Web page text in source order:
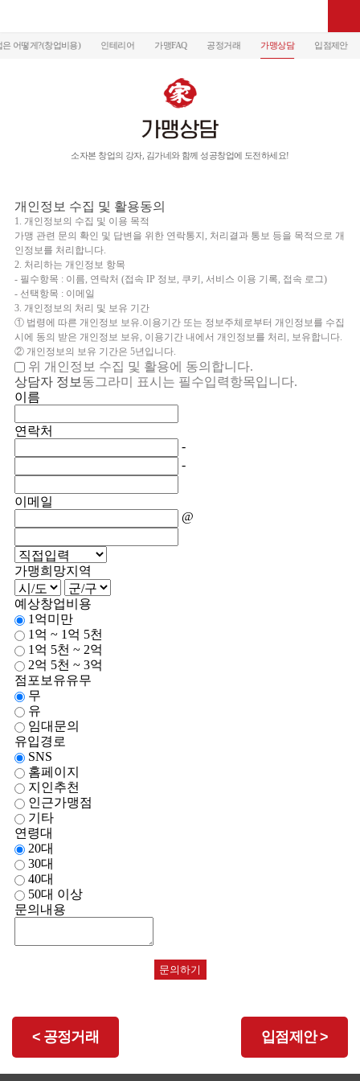
은 어떻게?(창업비용) 인테리어 가맹FAQ 공정거래 가맹상담 입점제안
소자본 창업의 강자, 김가네와 함께 성공창업에 도전하세요!
개인정보 수집 및 활용동의
1. 개인정보의 수집 및 이용 목적
가맹 관련 문의 확인 및 답변을 위한 연락통지, 처리결과 통보 등을 목적으로 개
인정보를 처리합니다.
2. 처리하는 개인정보 항목
- 필수항목 : 이름, 연락처 (접속 IP 정보, 쿠키, 서비스 이용 기록, 접속 로그)
- 선택항목 : 이메일
3. 개인정보의 처리 및 보유 기간
① 법령에 따른 개인정보 보유.이용기간 또는 정보주체로부터 개인정보를 수집
시에 동의 받은 개인정보 보유, 이용기간 내에서 개인정보를 처리, 보유합니다.
② 개인정보의 보유 기간은 5년입니다.
위 개인정보 수집 및 활용에 동의합니다.
상담자 정보 동그라미 표시 는 필수입력항목입니다.
이름
연락처
-
-
이메일
@
가맹희망지역
예상창업비용
1억미만
1억 ~ 1억 5천
1억 5천 ~ 2억
2억 5천 ~ 3억
점포보유유무
무
유
임대문의
유입경로
SNS
홈페이지
지인추천
인근가맹점
기타
연령대
20대
30대
40대
50대 이상
문의내용
문의하기
< 공정거래 입점제안>